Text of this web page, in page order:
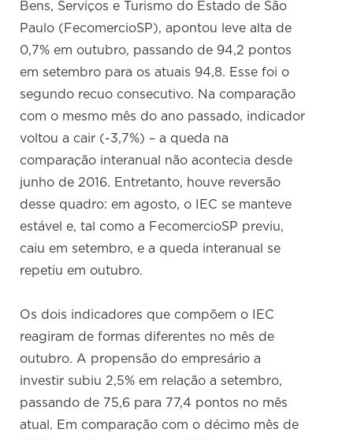
Conselho de Sustentabilidade
Conselho de Comércio Eletrônico
Bens, Serviços e Turismo do Estado de São
Paulo (FecomercioSP), apontou leve alta de
0,7% em outubro, passando de 94,2 pontos
em setembro para os atuais 94,8. Esse foi o
segundo recuo consecutivo. Na comparação
com o mesmo mês do ano passado, indicador
voltou a cair (-3,7%) – a queda na
comparação interanual não acontecia desde
junho de 2016. Entretanto, houve reversão
desse quadro: em agosto, o IEC se manteve
estável e, tal como a FecomercioSP previu,
caiu em setembro, e a queda interanual se
repetiu em outubro.
Os dois indicadores que compõem o IEC
reagiram de formas diferentes no mês de
outubro. A propensão do empresário a
investir subiu 2,5% em relação a setembro,
passando de 75,6 para 77,4 pontos no mês
atual. Em comparação com o décimo mês de